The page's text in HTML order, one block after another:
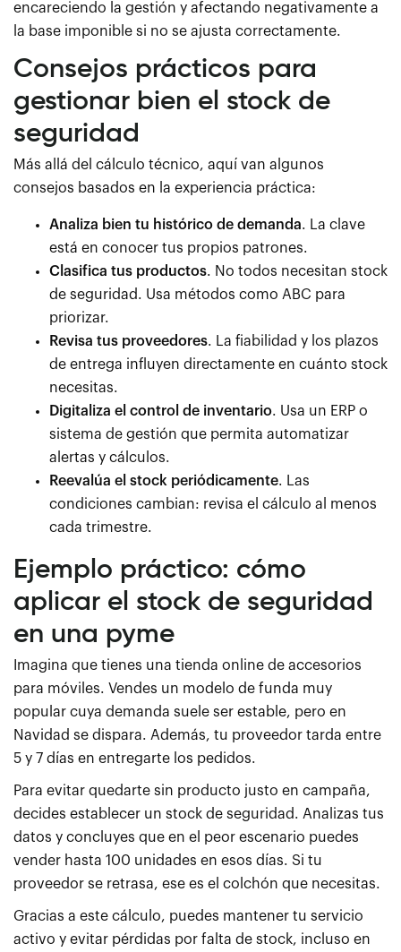
encareciendo la gestión y afectando negativamente a
la base imponible si no se ajusta correctamente.
Consejos prácticos para
gestionar bien el stock de
seguridad
Más allá del cálculo técnico, aquí van algunos
consejos basados en la experiencia práctica:
Analiza bien tu histórico de demanda. La clave
está en conocer tus propios patrones.
Clasifica tus productos. No todos necesitan stock
de seguridad. Usa métodos como ABC para
priorizar.
Revisa tus proveedores. La fiabilidad y los plazos
de entrega influyen directamente en cuánto stock
necesitas.
Digitaliza el control de inventario. Usa un ERP o
sistema de gestión que permita automatizar
alertas y cálculos.
Reevalúa el stock periódicamente. Las
condiciones cambian: revisa el cálculo al menos
cada trimestre.
Ejemplo práctico: cómo
aplicar el stock de seguridad
en una pyme
Imagina que tienes una tienda online de accesorios
para móviles. Vendes un modelo de funda muy
popular cuya demanda suele ser estable, pero en
Navidad se dispara. Además, tu proveedor tarda entre
5 y 7 días en entregarte los pedidos.
Para evitar quedarte sin producto justo en campaña,
decides establecer un stock de seguridad. Analizas tus
datos y concluyes que en el peor escenario puedes
vender hasta 100 unidades en esos días. Si tu
proveedor se retrasa, ese es el colchón que necesitas.
Gracias a este cálculo, puedes mantener tu servicio
activo y evitar pérdidas por falta de stock, incluso en